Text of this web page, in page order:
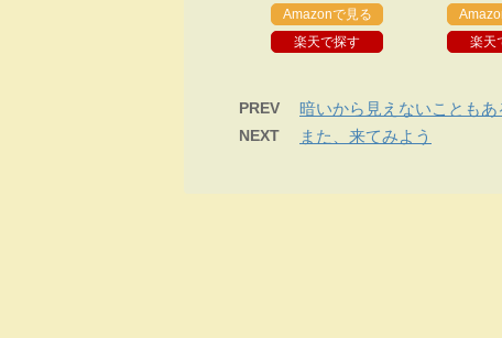
て
Amazonで見る
楽天で探す
楽天
PREV 暗いから見えないこともあ
NEXT また、来てみよう